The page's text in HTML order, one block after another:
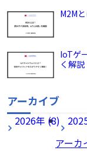
M2M
IoTゲ
く解説
アーカイブ
2026年 (8)
アーカ